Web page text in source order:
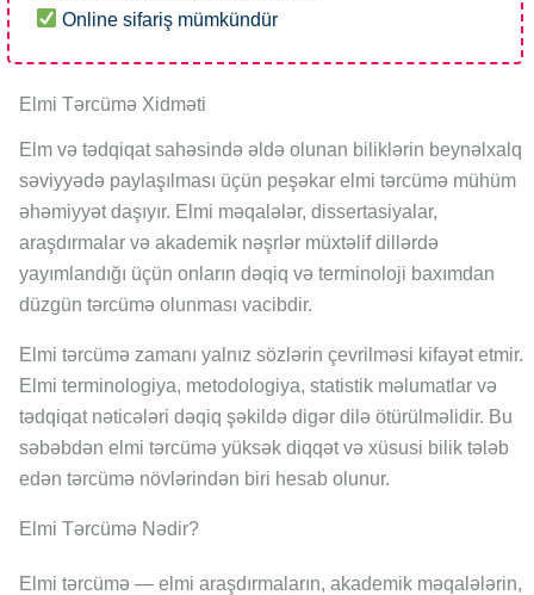
Online sifariş mümkündür
Elmi Tərcümə Xidməti
Elm və tədqiqat sahəsində əldə olunan biliklərin beynəlxalq
səviyyədə paylaşılması üçün peşəkar elmi tərcümə mühüm
əhəmiyyət daşıyır. Elmi məqalələr, dissertasiyalar,
araşdırmalar və akademik nəşrlər müxtəlif dillərdə
yayımlandığı üçün onların dəqiq və terminoloji baxımdan
düzgün tərcümə olunması vacibdir.
Elmi tərcümə zamanı yalnız sözlərin çevrilməsi kifayət etmir.
Elmi terminologiya, metodologiya, statistik məlumatlar və
tədqiqat nəticələri dəqiq şəkildə digər dilə ötürülməlidir. Bu
səbəbdən elmi tərcümə yüksək diqqət və xüsusi bilik tələb
edən tərcümə növlərindən biri hesab olunur.
Elmi Tərcümə Nədir?
Elmi tərcümə — elmi araşdırmaların, akademik məqalələrin,